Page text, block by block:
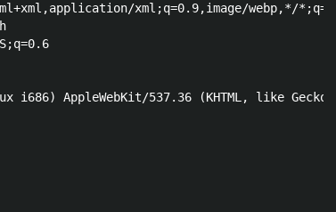
xml;q=0.9,image/webp,*/
i686) AppleWebKit/537.36 (KHTML, like